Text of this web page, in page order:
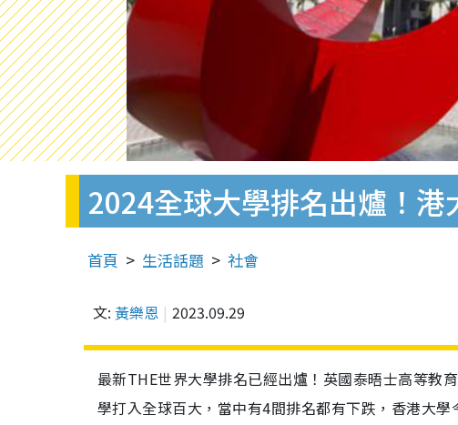
2024全球大學排名出爐！
首頁 生活話題 社會
文: 黃樂恩 2023.09.29
最新THE世界大學排名已經出爐！英國泰晤士高等教
學打入全球百大，當中有4間排名都有下跌，香港大